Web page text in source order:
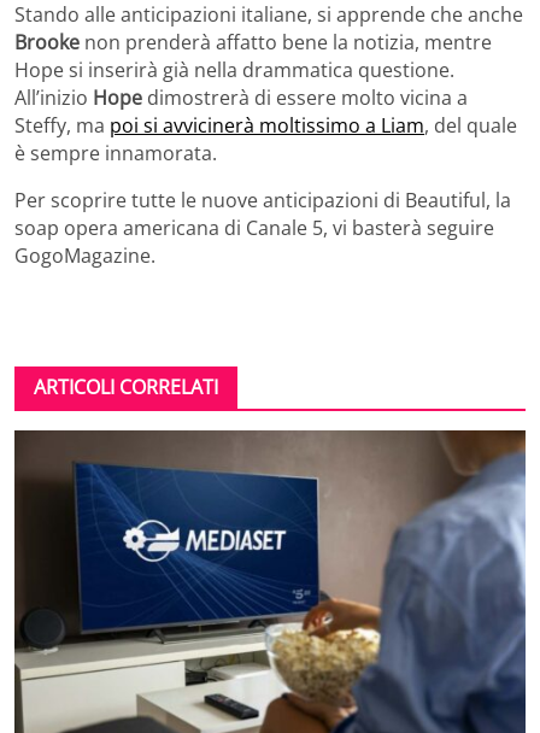
Stando alle anticipazioni italiane, si apprende che anche
Brooke non prenderà affatto bene la notizia, mentre
Hope si inserirà già nella drammatica questione.
All’inizio Hope dimostrerà di essere molto vicina a
Steffy, ma poi si avvicinerà moltissimo a Liam, del quale
è sempre innamorata.
Per scoprire tutte le nuove anticipazioni di Beautiful, la
soap opera americana di Canale 5, vi basterà seguire
GogoMagazine.
ARTICOLI CORRELATI